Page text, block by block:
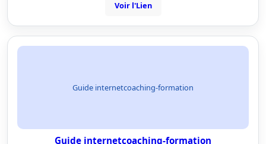
Voir l'Lien
Guide internetcoaching-formation
Guide internetcoaching-formation